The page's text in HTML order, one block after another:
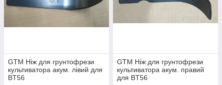
GTM Ніж для грунтофрези
культиватора акум. лівий для
BT56
GTM Ніж для грунтофрези
культиватора акум. правий
для BT56